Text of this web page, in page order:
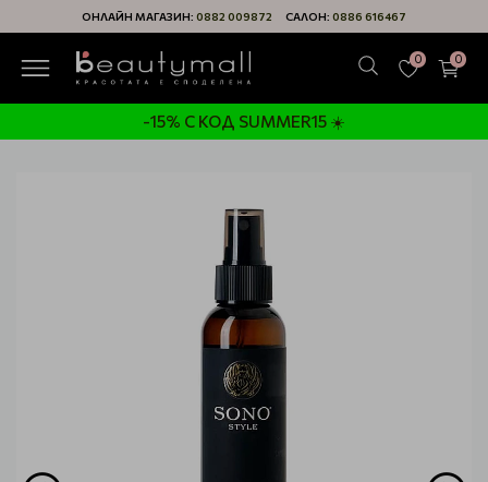
ОНЛАЙН МАГАЗИН: 0882 009872 САЛОН: 0886 616467
0 0
-15% С КОД SUMMER15 ☀️